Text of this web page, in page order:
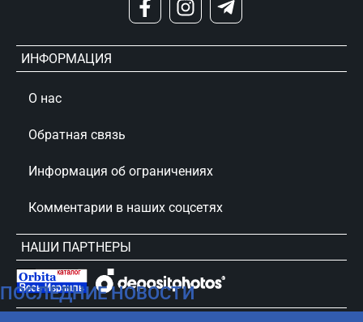
ПОСЛЕДНИЕ НОВОСТИ
ИНФОРМАЦИЯ
О нас
Обратная связь
Информация об ограничениях
Комментарии в наших соцсетях
НАШИ ПАРТНЕРЫ